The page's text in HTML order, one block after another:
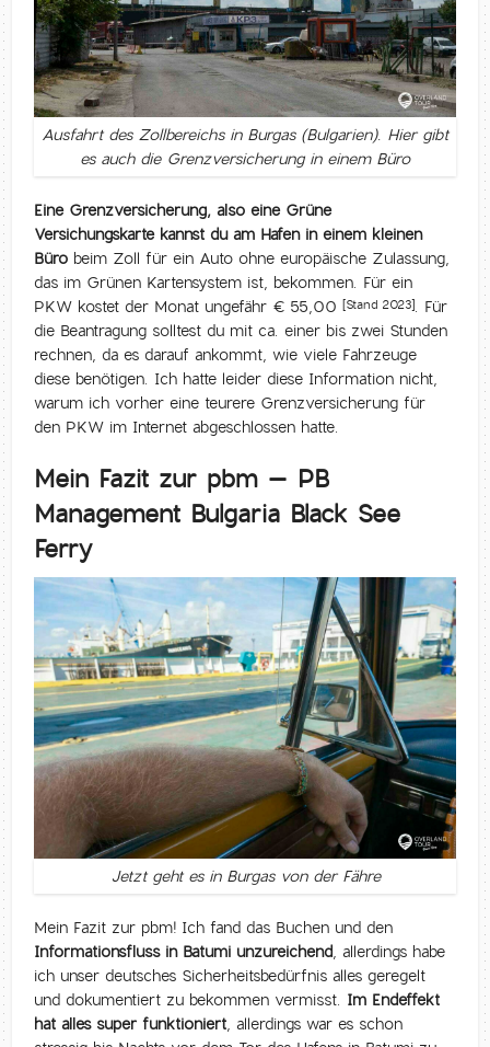
Ausfahrt des Zollbereichs in Burgas (Bulgarien). Hier gibt
es auch die Grenzversicherung in einem Büro
Eine Grenzversicherung, also eine Grüne
Versichungskarte kannst du am Hafen in einem kleinen
Büro beim Zoll für ein Auto ohne europäische Zulassung,
das im Grünen Kartensystem ist, bekommen. Für ein
PKW kostet der Monat ungefähr € 55,00 [Stand 2023]
. Für
die Beantragung solltest du mit ca. einer bis zwei Stunden
rechnen, da es darauf ankommt, wie viele Fahrzeuge
diese benötigen. Ich hatte leider diese Information nicht,
warum ich vorher eine teurere Grenzversicherung für
den PKW im Internet abgeschlossen hatte.
Mein Fazit zur pbm – PB
Management Bulgaria Black See
Ferry
Jetzt geht es in Burgas von der Fähre
Mein Fazit zur pbm! Ich fand das Buchen und den
Informationsfluss in Batumi unzureichend , allerdings habe
ich unser deutsches Sicherheitsbedürfnis alles geregelt
und dokumentiert zu bekommen vermisst. Im Endeffekt
hat alles super funktioniert , allerdings war es schon